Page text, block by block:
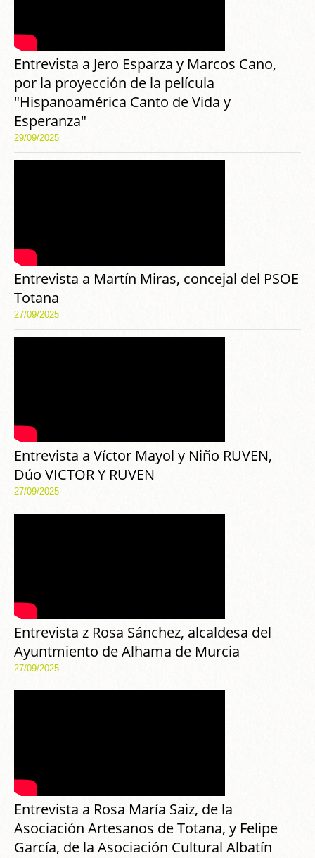
Entrevista a Jero Esparza y Marcos Cano,
por la proyección de la película
"Hispanoamérica Canto de Vida y
Esperanza"
29/09/2025
Entrevista a Martín Miras, concejal del PSOE
Totana
27/09/2025
Entrevista a Víctor Mayol y Niño RUVEN,
Dúo VICTOR Y RUVEN
27/09/2025
Entrevista z Rosa Sánchez, alcaldesa del
Ayuntmiento de Alhama de Murcia
27/09/2025
Entrevista a Rosa María Saiz, de la
Asociación Artesanos de Totana, y Felipe
García, de la Asociación Cultural Albatín